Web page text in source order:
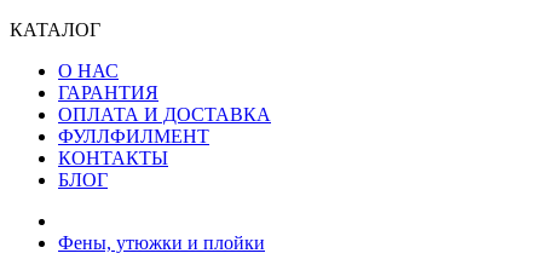
КАТАЛОГ
О НАС
ГАРАНТИЯ
ОПЛАТА И ДОСТАВКА
ФУЛЛФИЛМЕНТ
КОНТАКТЫ
БЛОГ
Фены, утюжки и плойки